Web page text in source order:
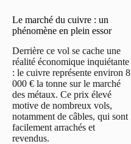
Le marché du cuivre : un
phénomène en plein essor
Derrière ce vol se cache une
réalité économique inquiétante
: le cuivre représente environ 8
000 € la tonne sur le marché
des métaux. Ce prix élevé
motive de nombreux vols,
notamment de câbles, qui sont
facilement arrachés et
revendus.